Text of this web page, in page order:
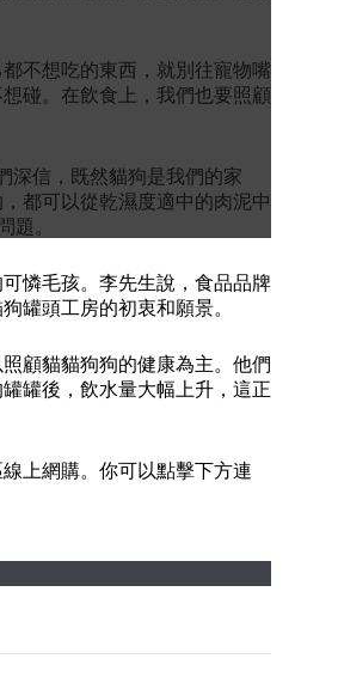
不想吃的東西，就別往寵物嘴
碰。在飲食上，我們也要照顧
深信，既然貓狗是我們的家
都可以從乾濕度適中的肉泥中
題。
憐毛孩。李先生說，食品品牌
罐頭工房的初衷和願景。
顧貓貓狗狗的健康為主。他們
罐後，飲水量大幅上升，這正
上網購。你可以點擊下方連